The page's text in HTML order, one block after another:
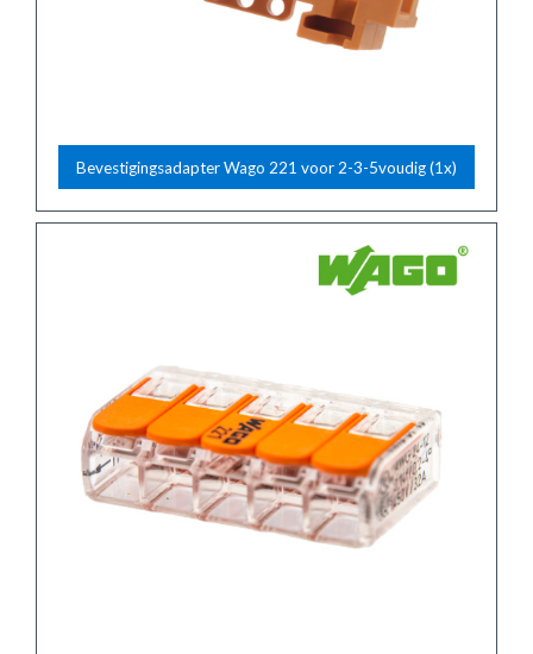
Bevestigingsadapter Wago 221 voor 2-3-5voudig (1x)